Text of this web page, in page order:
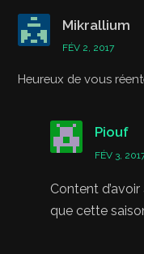
Mikrallium
FÉV 2, 2017
Heureux de vous
Piouf
FÉV 3,
Content
que cette